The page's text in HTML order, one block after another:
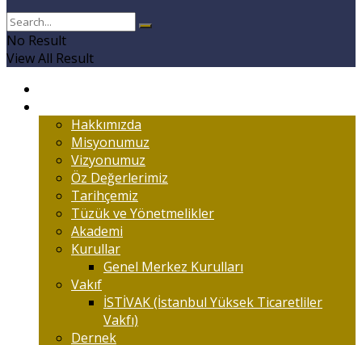
No Result
View All Result
Hakkımızda
Misyonumuz
Vizyonumuz
Öz Değerlerimiz
Tarihçemiz
Tüzük ve Yönetmelikler
Akademi
Kurullar
Genel Merkez Kurulları
Vakıf
İSTİVAK (İstanbul Yüksek Ticaretliler
Vakfı)
Dernek